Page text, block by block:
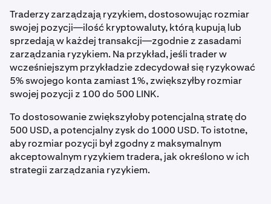
Traderzy zarządzają ryzykiem, dostosowując rozmiar
swojej pozycji—ilość kryptowaluty, którą kupują lub
sprzedają w każdej transakcji—zgodnie z zasadami
zarządzania ryzykiem. Na przykład, jeśli trader w
wcześniejszym przykładzie zdecydował się ryzykować
5% swojego konta zamiast 1%, zwiększyłby rozmiar
swojej pozycji z 100 do 500 LINK.
To dostosowanie zwiększyłoby potencjalną stratę do
500 USD, a potencjalny zysk do 1000 USD. To istotne,
aby rozmiar pozycji był zgodny z maksymalnym
akceptowalnym ryzykiem tradera, jak określono w ich
strategii zarządzania ryzykiem.